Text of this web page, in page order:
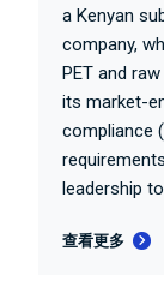
a Kenyan
company,
PET and
its market-
compliance
leadership
查看更多